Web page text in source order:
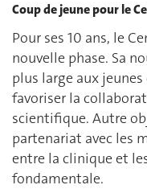
Coup de jeune pour le
Pour ses 10 ans, le
nouvelle phase. Sa
plus large aux
favoriser la
scientifique. Autre
partenariat avec les
entre la clinique et
fondamentale.